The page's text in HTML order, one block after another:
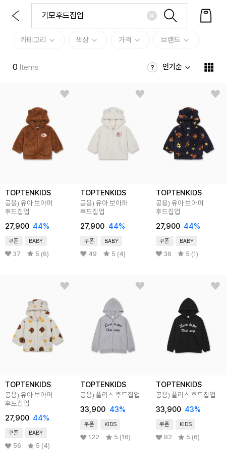
카테고리 색상 가격 브랜드
0 Items 인기순
TOPTENKIDS
공용) 유아 보아퍼
후드집업
27,900 44%
쿠폰 BABY
37 5 (6)
TOPTENKIDS
공용) 유아 보아퍼
후드집업
27,900 44%
쿠폰 BABY
49 5 (4)
TOPTENKIDS
공용) 유아 보아퍼
후드집업
27,900 44%
쿠폰 BABY
36 5 (1)
TOPTENKIDS
공용) 유아 보아퍼
후드집업
27,900 44%
쿠폰 BABY
56 5 (4)
TOPTENKIDS
공용) 플리스 후드집업
33,900 43%
쿠폰 KIDS
122 5 (16)
TOPTENKIDS
공용) 플리스 후드집업
33,900 43%
쿠폰 KIDS
82 5 (6)